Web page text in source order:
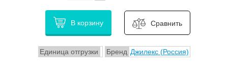
В корзину Сравнить
Единица отгрузки Бренд Джилекс (Россия)